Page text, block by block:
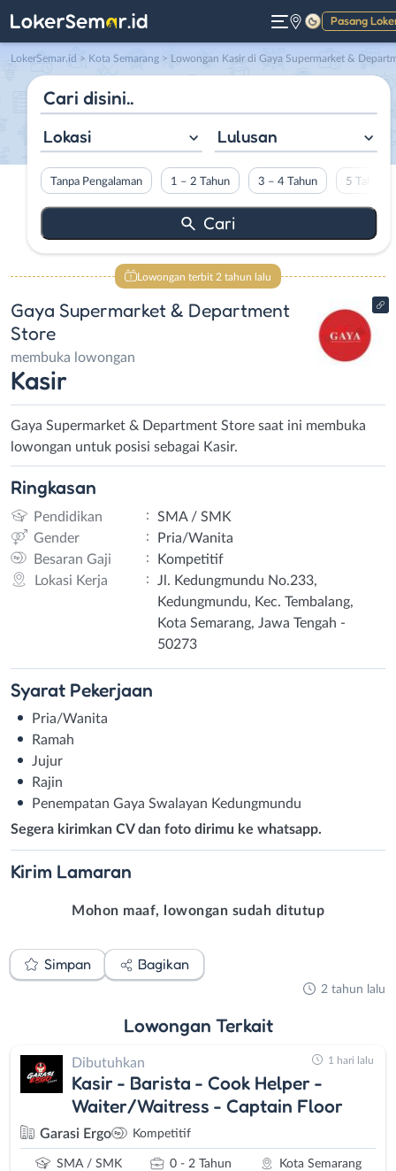
Pasang
Gelap
LokerSemar.id > Kota Semarang > Lowongan Kasir di Gaya Supermarket & Department
Lokasi Lulusan
Tanpa Pengalaman 1 – 2 Tahun 3 – 4 Tahun 5 Tahun
Lowongan terbit 2 tahun lalu
Gaya Supermarket & Department
Store
membuka lowongan
Kasir
Gaya Supermarket & Department Store saat ini membuka
lowongan untuk posisi sebagai Kasir.
Ringkasan
Pendidikan :
SMA / SMK
Gender
:
Pria/Wanita
Besaran Gaji
:
Kompetitif
Lokasi Kerja
:
Jl. Kedungmundu No.233,
Kedungmundu, Kec. Tembalang,
Kota Semarang, Jawa Tengah -
50273
Syarat Pekerjaan
Pria/Wanita
Ramah
Jujur
Rajin
Penempatan Gaya Swalayan Kedungmundu
Segera kirimkan CV dan foto dirimu ke whatsapp.
Kirim Lamaran
Mohon maaf, lowongan sudah ditutup
Simpan Bagikan
2 tahun lalu
Lowongan Terkait
Dibutuhkan
Kasir - Barista - Cook Helper -
Waiter/Waitress - Captain Floor
Garasi Ergo Kompetitif
SMA / SMK 0 - 2 Tahun Kota Semarang
1 hari lalu